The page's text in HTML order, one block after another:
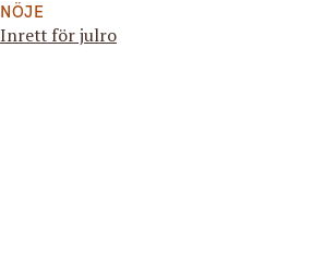
NÖJE
Inrett för julro